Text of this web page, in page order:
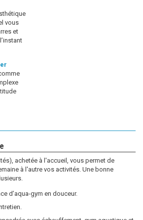
vous
et
achetée à l'accueil, vous permet de
à l'autre vos activités. Une bonne
d’aqua-gym en douceur.